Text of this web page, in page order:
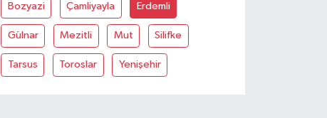
Bozyazi Çamliyayla Erdemli
Gülnar Mezitli Mut Silifke
Tarsus Toroslar Yenişehir